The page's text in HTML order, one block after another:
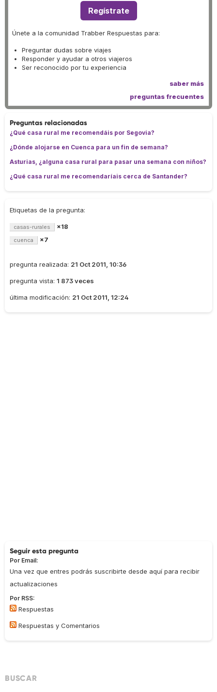
Regístrate
Únete a la comunidad Trabber Respuestas para:
Preguntar dudas sobre viajes
Responder y ayudar a otros viajeros
Ser reconocido por tu experiencia
saber más
preguntas frecuentes
Preguntas relacionadas
¿Qué casa rural me recomendáis por Segovia?
¿Dónde alojarse en Cuenca para un fin de semana?
Asturias, ¿alguna casa rural para pasar una semana con niños?
¿Qué casa rural me recomendaríais cerca de Santander?
Etiquetas de la pregunta:
casas-rurales ×18
cuenca ×7
pregunta realizada: 21 Oct 2011, 10:36
pregunta vista: 1 873 veces
última modificación: 21 Oct 2011, 12:24
Seguir esta pregunta
Por Email:
Una vez que entres podrás suscribirte desde aquí para recibir
actualizaciones
Por RSS:
Respuestas
Respuestas y Comentarios
BUSCAR